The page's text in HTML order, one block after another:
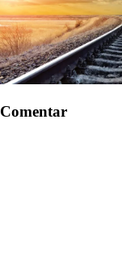
Comentar